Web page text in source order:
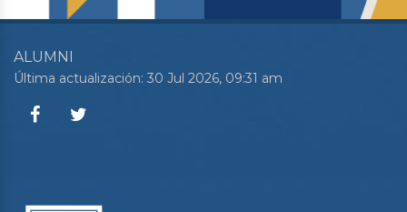
ALUMNI
Última actualización: 30 Jul 2026, 09:31 am